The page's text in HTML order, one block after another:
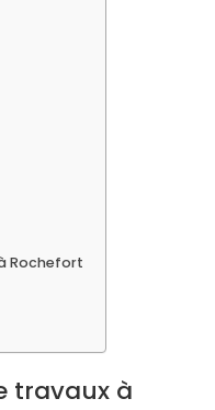
Rochefort
travaux à